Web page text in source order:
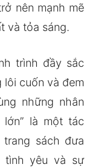
nên mạnh mẽ
và tỏa sáng.
trình đầy sắc
lôi cuốn và đem
những nhân
là một tác
sách đưa
tình yêu và sự